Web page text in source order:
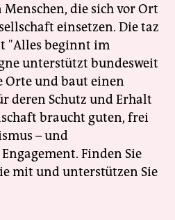
die sich vor Ort
einsetzen. Die taz
"Alles beginnt im
unterstützt bundesweit
Orte und baut einen
deren Schutz und Erhalt
braucht guten, frei
– und
Finden Sie
mit und unterstützen Sie